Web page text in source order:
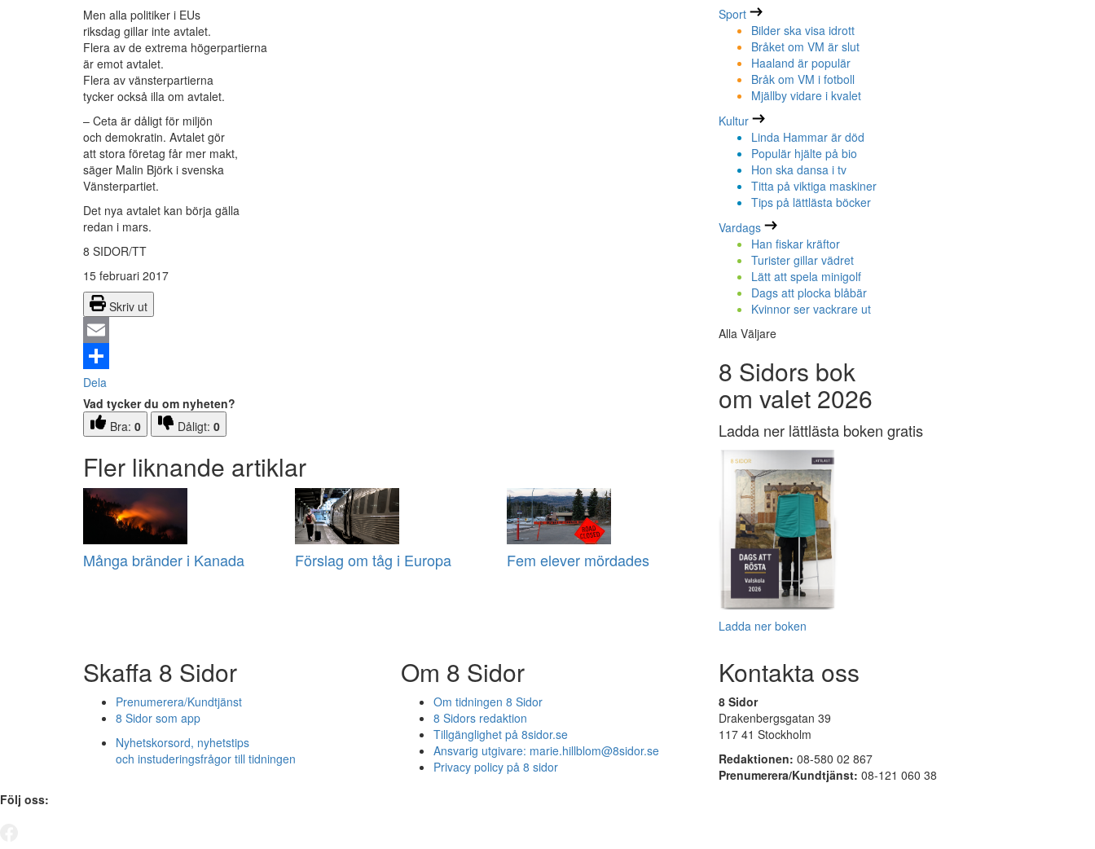
Men alla politiker i EUs
riksdag gillar inte avtalet.
Flera av de extrema högerpartierna
är emot avtalet.
Flera av vänsterpartierna
tycker också illa om avtalet.
– Ceta är dåligt för miljön
och demokratin. Avtalet gör
att stora företag får mer makt,
säger Malin Björk i svenska
Vänsterpartiet.
Det nya avtalet kan börja gälla
redan i mars.
8 SIDOR/TT
15 februari 2017
Skriv ut
Email
Dela
Vad tycker du om nyheten?
Bra: 0 Dåligt: 0
Fler liknande artiklar
Många bränder i Kanada Förslag om tåg i Europa Fem elever mördades
Sport
Bilder ska visa idrott
Bråket om VM är slut
Haaland är populär
Bråk om VM i fotboll
Mjällby vidare i kvalet
Kultur
Linda Hammar är död
Populär hjälte på bio
Hon ska dansa i tv
Titta på viktiga maskiner
Tips på lättlästa böcker
Vardags
Han fiskar kräftor
Turister gillar vädret
Lätt att spela minigolf
Dags att plocka blåbär
Kvinnor ser vackrare ut
Alla Väljare
8 Sidors bok
om valet 2026
Ladda ner lättlästa boken gratis
Ladda ner boken
Skaffa 8 Sidor
Prenumerera/Kundtjänst
8 Sidor som app
Nyhetskorsord, nyhetstips
och instuderingsfrågor till tidningen
Om 8 Sidor
Om tidningen 8 Sidor
8 Sidors redaktion
Tillgänglighet på 8sidor.se
Ansvarig utgivare: marie.hillblom@8sidor.se
Privacy policy på 8 sidor
Kontakta oss
8 Sidor
Drakenbergsgatan 39
117 41 Stockholm
Redaktionen: 08-580 02 867
Prenumerera/Kundtjänst: 08-121 060 38
Följ oss: